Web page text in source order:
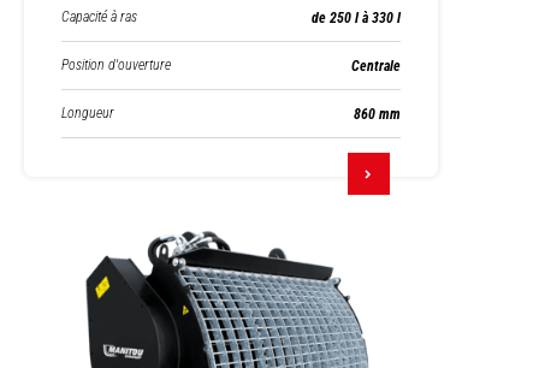
Capacité à ras de 250 l à 330 l
Position d'ouverture Centrale
Longueur 860 mm